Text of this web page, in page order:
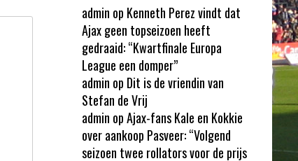
admin op Kenneth Perez vindt dat
Ajax geen topseizoen heeft
gedraaid: “Kwartfinale Europa
League een domper”
admin op Dit is de vriendin van
Stefan de Vrij
admin opAjax-fans Kale en Kokkie
over aankoop Pasveer: “Volgend
seizoen twee rollators voor de prijs